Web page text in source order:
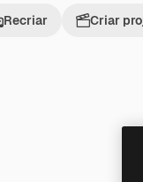
Recriar Criar